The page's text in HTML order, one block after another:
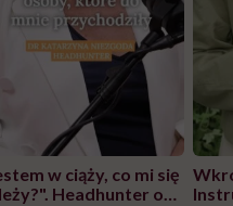
w ciąży, co mi się
Headhunter o